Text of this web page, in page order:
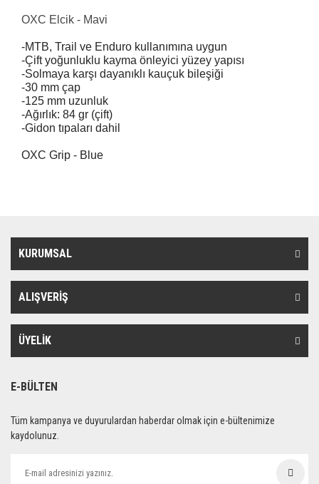
OXC Elcik - Mavi
-MTB, Trail ve Enduro kullanımına uygun
-Çift yoğunluklu kayma önleyici yüzey yapısı
-Solmaya karşı dayanıklı kauçuk bileşiği
-30 mm çap
-125 mm uzunluk
-Ağırlık: 84 gr (çift)
-Gidon tıpaları dahil
OXC Grip - Blue
KURUMSAL
ALIŞVERİŞ
ÜYELİK
E-BÜLTEN
Tüm kampanya ve duyurulardan haberdar olmak için e-bültenimize
kaydolunuz.